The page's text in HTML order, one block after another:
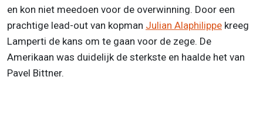
en kon niet meedoen voor de overwinning. Door een
prachtige lead-out van kopman Julian Alaphilippe kreeg
Lamperti de kans om te gaan voor de zege. De
Amerikaan was duidelijk de sterkste en haalde het van
Pavel Bittner.